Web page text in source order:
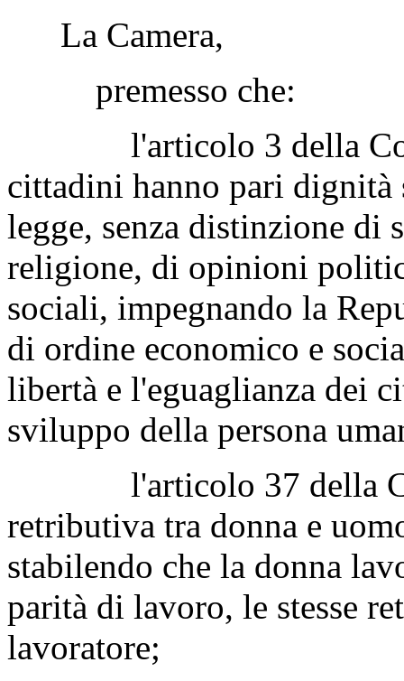
La Camera,
premesso che:
l'articolo 3 della
cittadini hanno pari dignità
legge, senza distinzione di
religione, di opinioni
sociali, impegnando la
di ordine economico e
libertà e l'eguaglianza dei
sviluppo della persona
l'articolo 37 della
retributiva tra donna e
stabilendo che la donna
parità di lavoro, le stesse
lavoratore;